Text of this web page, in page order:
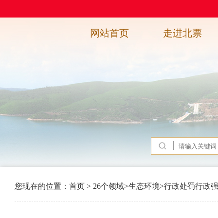
网站首页 走进北票
您现在的位置： 首页 > 26个领域>生态环境>行政处罚行政